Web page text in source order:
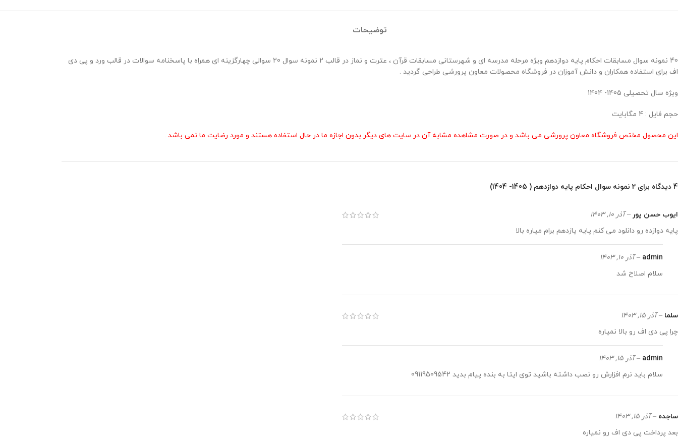
توضیحات
40 نمونه سوال مسابقات احکام پایه دوازدهم ویژه مرحله مدرسه ای و شهرستانی مسابقات قرآن ، عترت و نماز در قالب 2 نمونه سوال 20 سوالی چهارگزینه ای همراه با پاسخنامه سوالات در قالب ورد و پی دی
اف برای استفاده همکاران و دانش آموزان در فروشگاه محصولات معاون پرورشی طراحی گردید .
ویژه سال تحصیلی 1405- 1404
حجم فایل : 4 مگابایت
این محصول مختص فروشگاه معاون پرورشی می باشد و در صورت مشاهده مشابه آن در سایت های دیگر بدون اجازه ما در حال استفاده هستند و مورد رضایت ما نمی باشد .
4 دیدگاه برای 2 نمونه سوال احکام پایه دوازدهم ( 1405- 1404)
ایوب حسن پور – آذر 10, 1403
پایه دوازده رو دانلود می کنم پایه یازدهم برام میاره بالا
admin
– آذر 10, 1403
سلام اصلاح شد
سلما – آذر 15, 1403
چرا پی دی اف رو بالا نمیاره
admin
– آذر 15, 1403
سلام باید نرم افزارش رو نصب داشته باشید توی ایتا به بنده پیام بدید 09119509542
ساجده – آذر 15, 1403
بعد پرداخت پی دی اف رو نمیاره